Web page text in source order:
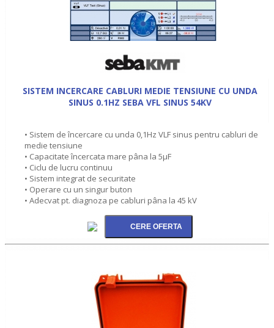
SISTEM INCERCARE CABLURI MEDIE TENSIUNE CU UNDA
SINUS 0.1HZ SEBA VFL SINUS 54KV
• Sistem de încercare cu unda 0,1Hz VLF sinus pentru cabluri de
medie tensiune
• Capacitate încercata mare pâna la 5µF
• Ciclu de lucru continuu
• Sistem integrat de securitate
• Operare cu un singur buton
• Adecvat pt. diagnoza pe cabluri pâna la 45 kV